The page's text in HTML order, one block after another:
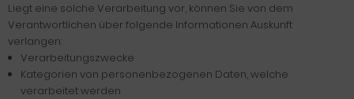
Liegt eine solche Verarbeitung vor, können Sie von dem
Verantwortlichen über folgende Informationen Auskunft
verlangen:
Verarbeitungszwecke
Kategorien von personenbezogenen Daten, welche
verarbeitet werden